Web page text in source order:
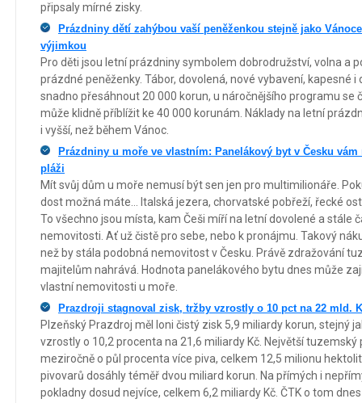
připsaly mírné zisky.
Prázdniny dětí zahýbou vaší peněženkou stejně jako
výjimkou
Pro děti jsou letní prázdniny symbolem dobrodružství, volna a
prázdné peněženky. Tábor, dovolená, nové vybavení, kapesné
snadno přesáhnout 20 000 korun, u náročnějšího programu se
může klidně příblížit ke 40 000 korunám. Náklady na letní
i vyšší, než během Vánoc.
Prázdniny u moře ve vlastním: Panelákový byt v Česku
pláži
Mít svůj dům u moře nemusí být sen jen pro multimilionáře.
dost možná máte… Italská jezera, chorvatské pobřeží, řecké
To všechno jsou místa, kam Češi míří na letní dovolené a stále
nemovitosti. Ať už čistě pro sebe, nebo k pronájmu. Takový
než by stála podobná nemovitost v Česku. Právě zdražování
majitelům nahrává. Hodnota panelákového bytu dnes může
vlastní nemovitosti u moře.
Prazdroji stagnoval zisk, tržby vzrostly o 10 pct na 22 mld.
Plzeňský Prazdroj měl loni čistý zisk 5,9 miliardy korun, stejný
vzrostly o 10,2 procenta na 21,6 miliardy Kč. Největší tuzemský
meziročně o půl procenta více piva, celkem 12,5 milionu
pivovarů dosáhly téměř dvou miliard korun. Na přímých i
pokladny dosud nejvíce, celkem 6,2 miliardy Kč. ČTK o tom